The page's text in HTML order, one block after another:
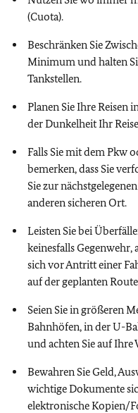
(Cuota).
Beschränken Sie
Minimum und halten
Tankstellen.
Planen Sie Ihre Reisen
der Dunkelheit Ihr
Falls Sie mit dem Pkw
bemerken, dass Sie
Sie zur
anderen sicheren Ort.
Leisten Sie bei
keinesfalls
sich vor Antritt einer
auf der geplanten
Seien Sie in größeren
Bahnhöfen, in der U-
und achten Sie auf Ihre
Bewahren Sie Geld,
wichtige Dokumente
elektronische Kopien/